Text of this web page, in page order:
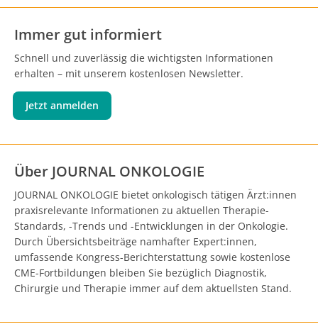
Immer gut informiert
Schnell und zuverlässig die wichtigsten Informationen
erhalten – mit unserem kostenlosen Newsletter.
Jetzt anmelden
Über JOURNAL ONKOLOGIE
JOURNAL ONKOLOGIE bietet onkologisch tätigen Ärzt:innen
praxisrelevante Informationen zu aktuellen Therapie-
Standards, -Trends und -Entwicklungen in der Onkologie.
Durch Übersichtsbeiträge namhafter Expert:innen,
umfassende Kongress-Berichterstattung sowie kostenlose
CME-Fortbildungen bleiben Sie bezüglich Diagnostik,
Chirurgie und Therapie immer auf dem aktuellsten Stand.